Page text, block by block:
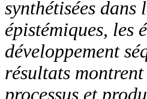
synthétisées dans
épistémiques, les
développement
résultats
processus et